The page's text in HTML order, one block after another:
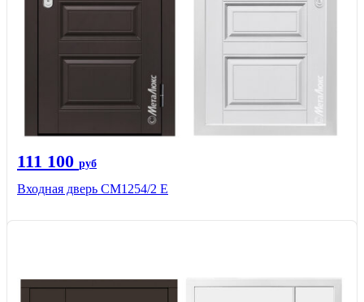
111 100 руб
Входная дверь СМ1254/2 E